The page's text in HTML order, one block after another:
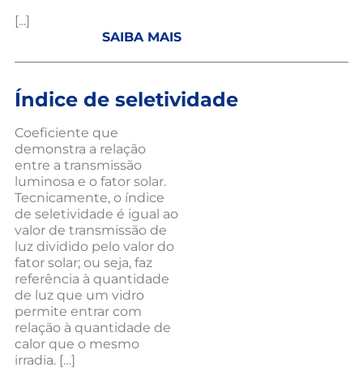
[...]
SAIBA MAIS
Índice de seletividade
Coeficiente que
demonstra a relação
entre a transmissão
luminosa e o fator solar.
Tecnicamente, o índice
de seletividade é igual ao
valor de transmissão de
luz dividido pelo valor do
fator solar; ou seja, faz
referência à quantidade
de luz que um vidro
permite entrar com
relação à quantidade de
calor que o mesmo
irradia. […]